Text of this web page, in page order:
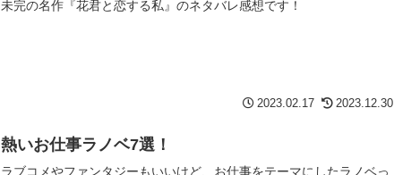
未完の名作『花君と恋する私』のネタバレ感想です！
2023.02.17 2023.12.30
熱いお仕事ラノベ7選！
ラブコメやファンタジーもいいけど、お仕事をテーマにしたラノベっ